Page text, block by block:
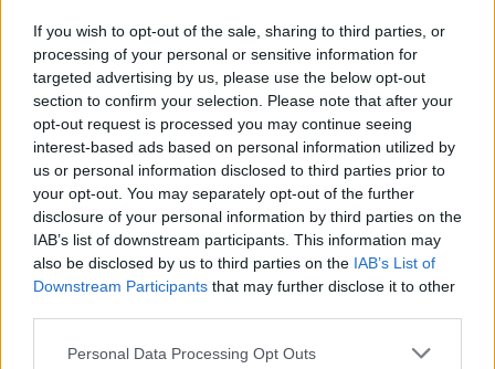
If you wish to opt-out of the sale, sharing to third parties, or
processing of your personal or sensitive information for
targeted advertising by us, please use the below opt-out
section to confirm your selection. Please note that after your
opt-out request is processed you may continue seeing
interest-based ads based on personal information utilized by
us or personal information disclosed to third parties prior to
your opt-out. You may separately opt-out of the further
disclosure of your personal information by third parties on the
IAB’s list of downstream participants. This information may
also be disclosed by us to third parties on the IAB’s List of
Downstream Participants that may further disclose it to other
Please note that this website/app uses one or more Google
Personal Data Processing Opt Outs